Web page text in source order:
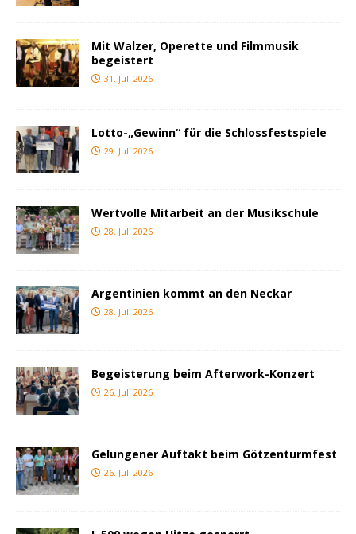
Mit Walzer, Operette und Filmmusik
begeistert
31. Juli 2026
Lotto-„Gewinn“ für die Schlossfestspiele
29. Juli 2026
Wertvolle Mitarbeit an der Musikschule
28. Juli 2026
Argentinien kommt an den Neckar
28. Juli 2026
Begeisterung beim Afterwork-Konzert
26. Juli 2026
Gelungener Auftakt beim Götzenturmfest
26. Juli 2026